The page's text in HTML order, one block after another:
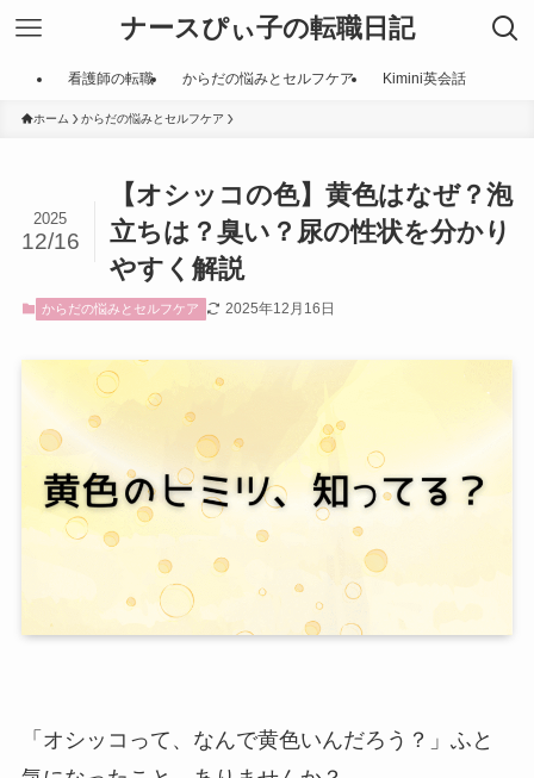
ナースぴぃ子の転職日記
看護師の転職 からだの悩みとセルフケア Kimini英会話
ホーム からだの悩みとセルフケア
【オシッコの色】黄色はなぜ？泡
立ちは？臭い？尿の性状を分かり
やすく解説
2025
12/16
からだの悩みとセルフケア 2025年12月16日
「オシッコって、なんで黄色いんだろう？」ふと